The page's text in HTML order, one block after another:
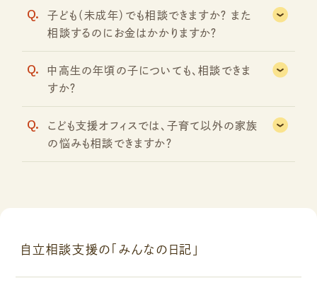
Q.
子ども（未成年）でも相談できますか？ また
相談するのにお金はかかりますか？
Q.
中高生の年頃の子についても、相談できま
すか？
Q.
こども支援オフィスでは、子育て以外の家族
の悩みも相談できますか？
自立相談支援の「みんなの日記」